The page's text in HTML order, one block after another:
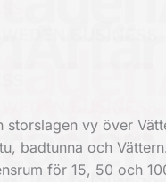
vy över
badtunna och
för 15, 50 och